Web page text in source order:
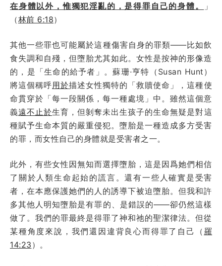
在身體以外，惟獨犯淫亂的，是得罪自己的身體。
」
（林前 6:18）
其他一些罪也可能屬於這種傷害自身的罪類——比如飲
食失調和自殘，但墮胎尤其如此。女性是按神的形像造
的，是「生命的給予者」。蘇珊·亨特（Susan Hunt）
將這個稱呼用於描述女性獨特的「救贖使命」，這種使
命貫穿於「每一段關係，每一種處境」中。雖然這個意
義遠不止於生育，但剝奪未出生孩子的生命無疑是對這
種賦予生命本質的嚴重侵犯。墮胎是一種造成多方受害
的罪，而女性自己的身體就是受害者之一。
此外，有些女性因無知而選擇墮胎，這是因爲她們相信
了關於人類生命起始的謊言。還有一些人確實是受害
者，在本應保護她們的人的誘導下被迫墮胎。但我和許
多其他人明知墮胎是有罪的、是錯誤的——卻仍然這樣
做了。我們的罪最終是得罪了神和祂的聖潔律法。但從
某種角度來說，我們還因違背良心而得罪了自己（ 羅
14:23 ）。